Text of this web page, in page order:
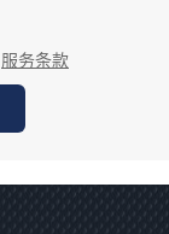
服务条款